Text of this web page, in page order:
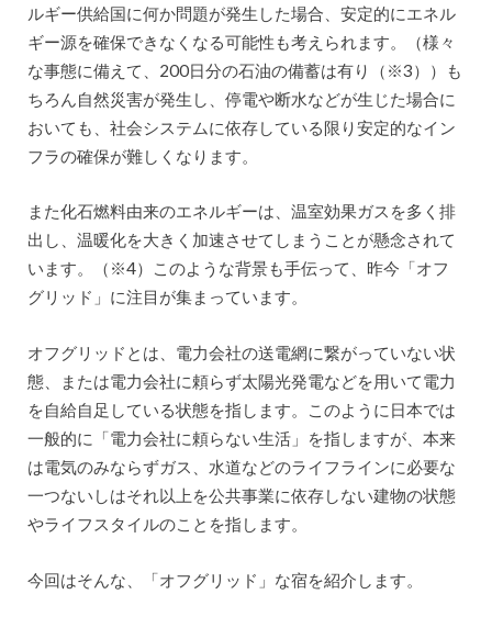
ルギー供給国に何か問題が発生した場合、安定的にエネル
ギー源を確保できなくなる可能性も考えられます。（様々
な事態に備えて、200日分の石油の備蓄は有り（※3））も
ちろん自然災害が発生し、停電や断水などが生じた場合に
おいても、社会システムに依存している限り安定的なイン
フラの確保が難しくなります。
また化石燃料由来のエネルギーは、温室効果ガスを多く排
出し、温暖化を大きく加速させてしまうことが懸念されて
います。（※4）このような背景も手伝って、昨今「オフ
グリッド」に注目が集まっています。
オフグリッドとは、電力会社の送電網に繋がっていない状
態、または電力会社に頼らず太陽光発電などを用いて電力
を自給自足している状態を指します。このように日本では
一般的に「電力会社に頼らない生活」を指しますが、本来
は電気のみならずガス、水道などのライフラインに必要な
一つないしはそれ以上を公共事業に依存しない建物の状態
やライフスタイルのことを指します。
今回はそんな、「オフグリッド」な宿を紹介します。